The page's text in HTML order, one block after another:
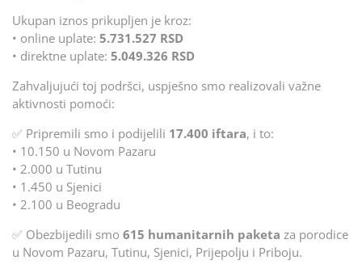
Ukupan iznos prikupljen je kroz:
• online uplate: 5.731.527 RSD
• direktne uplate: 5.049.326 RSD
Zahvaljujući toj podršci, uspješno smo realizovali važne
aktivnosti pomoći:
✅ Pripremili smo i podijelili 17.400 iftara, i to:
• 10.150 u Novom Pazaru
• 2.000 u Tutinu
• 1.450 u Sjenici
• 2.100 u Beogradu
✅ Obezbijedili smo 615 humanitarnih paketa za porodice
u Novom Pazaru, Tutinu, Sjenici, Prijepolju i Priboju.